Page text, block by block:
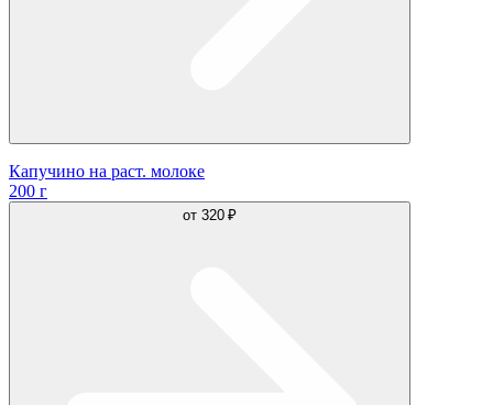
Капучино на раст. молоке
200 г
от 320 ₽